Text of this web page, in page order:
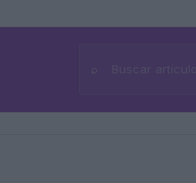
⌕Buscar